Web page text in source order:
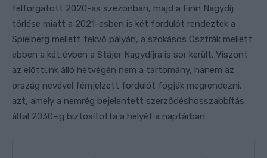
felforgatott 2020-as szezonban, majd a Finn Nagydíj
törlése miatt a 2021-esben is két fordulót rendeztek a
Spielberg mellett fekvő pályán, a szokásos Osztrák mellett
ebben a két évben a Stájer Nagydíjra is sor került. Viszont
az előttünk álló hétvégén nem a tartomány, hanem az
ország nevével fémjelzett fordulót fogják megrendezni,
azt, amely a nemrég bejelentett szerződéshosszabbítás
által 2030-ig biztosította a helyét a naptárban.